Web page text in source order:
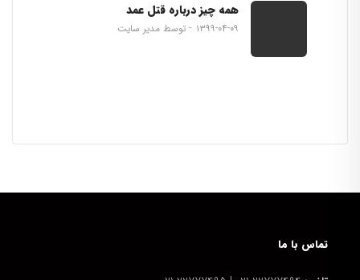
همه چیز درباره قتل عمد
۱۳۹۹-۰۴-۰۹ توسط مدیر سایت
تماس با ما